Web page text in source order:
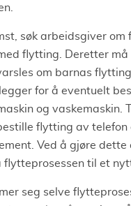
søk arbeidsgiver om
flytting. Deretter må
om barnas
for å eventuelt
og vaskemaskin.
flytting av telefon
Ved å gjøre dette
flytteprosessen til et
seg selve